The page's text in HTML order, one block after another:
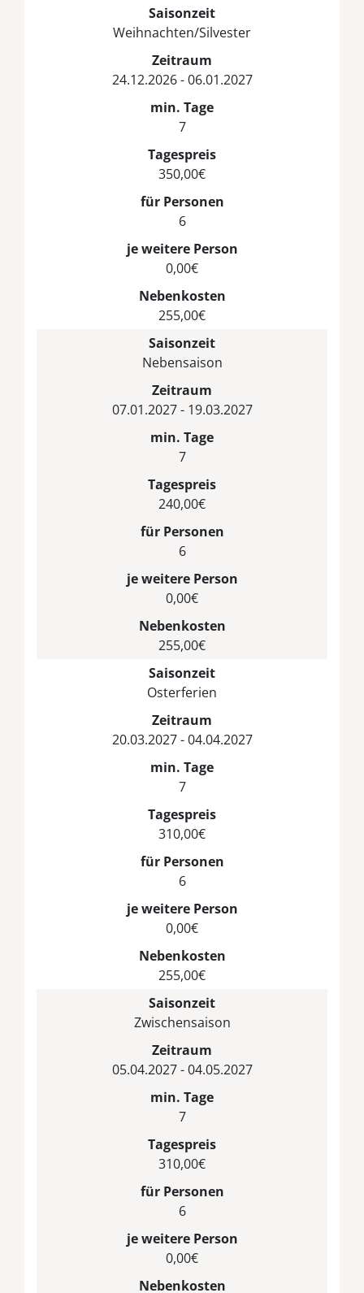
Saisonzeit
Weihnachten/Silvester
Zeitraum
24.12.2026 - 06.01.2027
min. Tage
7
Tagespreis
350,00€
für Personen
6
je weitere Person
0,00€
Nebenkosten
255,00€
Saisonzeit
Nebensaison
Zeitraum
07.01.2027 - 19.03.2027
min. Tage
7
Tagespreis
240,00€
für Personen
6
je weitere Person
0,00€
Nebenkosten
255,00€
Saisonzeit
Osterferien
Zeitraum
20.03.2027 - 04.04.2027
min. Tage
7
Tagespreis
310,00€
für Personen
6
je weitere Person
0,00€
Nebenkosten
255,00€
Saisonzeit
Zwischensaison
Zeitraum
05.04.2027 - 04.05.2027
min. Tage
7
Tagespreis
310,00€
für Personen
6
je weitere Person
0,00€
Nebenkosten